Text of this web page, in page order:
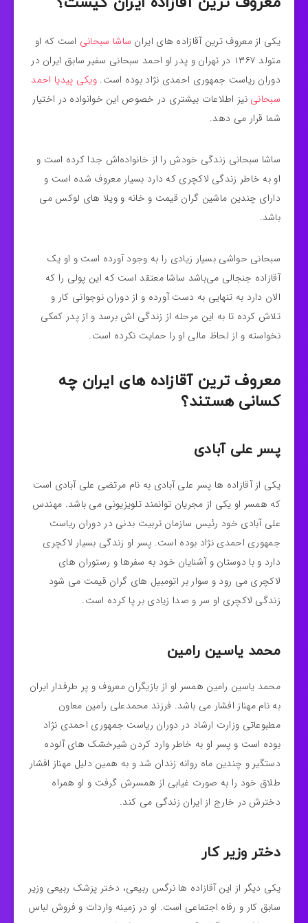
یکی از معروف ترین آقازاده های ایران ساشا سبحانی است که او
متولد ۱۳۶۷ در تهران و پدر او احمد سبحانی سفیر سابق ایران در
دوران ریاست جمهوری احمدی نژاد بوده است.ویکی پیدیا احمد
سبحانی نیز اطلاعات بیشتری در خصوص این خوانواده در اختیار
شما قرار می دهد.
ساشا سبحانی زندگی خودش را از خانواده‌اش جدا کرده است و
او به خاطر زندگی لاکچری که دارد بسیار معروف شده است و
دارای چندین ماشین گران قیمت و خانه و ویلا های لوکس می
باشد.
سبحانی حواشی بسیار زیادی را به وجود آورده است و او یک
آقازاده جنجالی می‌باشد ساشا معتقد است که این پولی را که
الان دارد به تنهایی به دست آورده و از دوران نوجوانی کار و
تلاش کرده تا به این مرحله از زندگی اش برسد و از پدر کمکی
نخواسته و از لحاظ مالی او را حمایت نکرده است.
معروف ترین آقازاده های ایران چه
کسانی هستند؟
پسر علی آبادی
یکی از آقازاده ها پسر علی آبادی به نام مرتضی علی آبادی است
که همسر او یکی از مجریان توانمند تلویزیونی می باشد. مهندس
علی آبادی خود رئیس سازمان تربیت بدنی در دوران ریاست
جمهوری احمدی نژاد بوده است. پسر او زندگی بسیار لاکچری
دارد و با دوستان و آشنایان خود به سفرها و رستوران های
لاکچری می رود و سوار بر اتومبیل های گران قیمت می شود
زندگی لاکچری او سر و صدا زیادی بر پا کرده است.
محمد یاسین رامین
محمد یاسین رامین همسر او از بازیگران معروف و پر طرفدار ایران
به نام مهناز افشار می باشد. فرزند محمدعلی رامین معاون
مطبوعاتی وزارت ارشاد در دوران ریاست جمهوری احمدی نژاد
بوده است و پسر او به خاطر وارد کردن شیرخشک های آلوده
دستگیر و چندین ماه روانه زندان شد و به همین دلیل مهناز افشار
طلاق خود را به صورت غیابی از همسرش گرفت و او همراه
دخترش در خارج از ایران زندگی می کند.
دختر وزیر کار
یکی دیگر از این آقازاده ها نرگس ربیعی، دختر پزشک ربیعی وزیر
سابق کار و رفاه اجتماعی است. او در زمینه واردات و فروش لباس